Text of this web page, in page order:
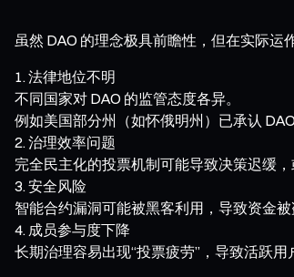
虽然 DAO 的理念极具前瞻性，但在实际运
法律地位不明
不同国家对 DAO 的监管态度各异。
例如美国部分州（如怀俄明州）已承认
治理效率问题
完全民主化的投票机制可能导致决策迟缓，
安全风险
智能合约漏洞可能被黑客利用，导致资金被
成员参与度下降
长期治理容易出现“投票疲劳”，导致活跃用